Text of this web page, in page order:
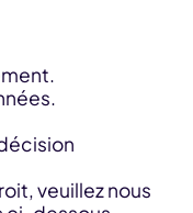
veuillez nous